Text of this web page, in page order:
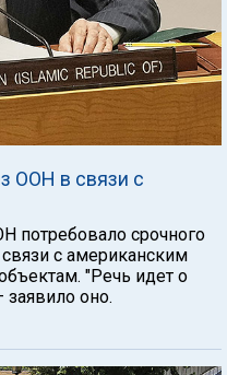
ООН в связи с
потребовало срочного
с американским
"Речь идет о
заявило оно.